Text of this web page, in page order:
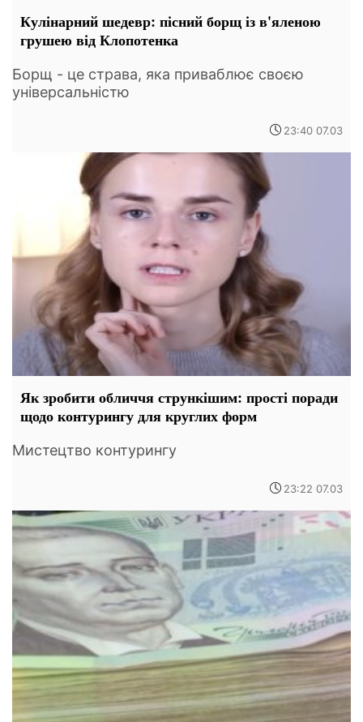
Кулінарний шедевр: пісний борщ із в'яленою
грушею від Клопотенка
Борщ - це страва, яка приваблює своєю
універсальністю
23:40 07.03
Як зробити обличчя стрункішим: прості поради
щодо контурингу для круглих форм
Мистецтво контурингу
23:22 07.03